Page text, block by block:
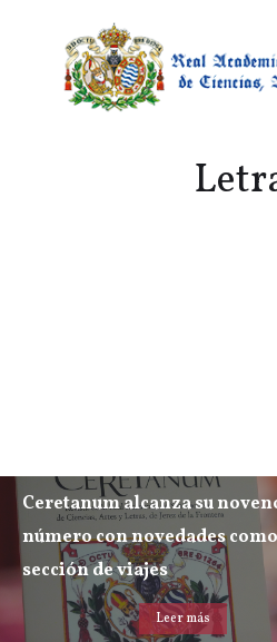
Ceretanum alcanza su
número con novedades
sección de viajes
Leer más